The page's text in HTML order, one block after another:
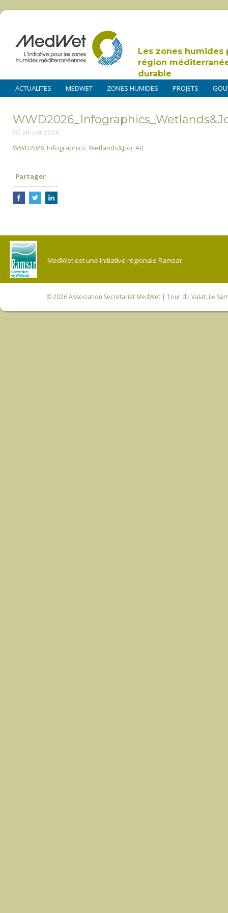
Les zones humides
région
durable
ACTUALITES MEDWET ZONES HUMIDES PROJETS
02 janvier 2026
WWD2026_Infographics_Wetlands&Job_AR
Partager
MedWet est une initiative régionale Ramsar.
© 2026Association Secrétariat MedWet | Tour du Valat, Le